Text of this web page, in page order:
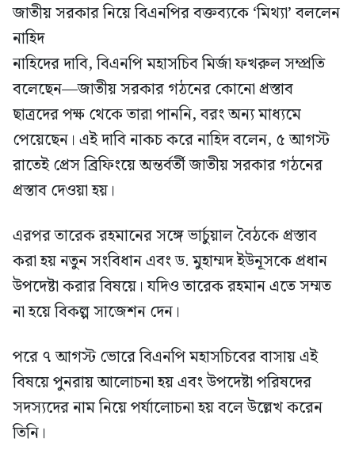
জাতীয় সরকার নিয়ে বিএনপির বক্তব্যকে ‘মিথ্যা’ বললেন
নাহিদ
নাহিদের দাবি, বিএনপি মহাসচিব মির্জা ফখরুল সম্প্রতি
বলেছেন—জাতীয় সরকার গঠনের কোনো প্রস্তাব
ছাত্রদের পক্ষ থেকে তারা পাননি, বরং অন্য মাধ্যমে
পেয়েছেন। এই দাবি নাকচ করে নাহিদ বলেন, ৫ আগস্ট
রাতেই প্রেস ব্রিফিংয়ে অন্তর্বর্তী জাতীয় সরকার গঠনের
প্রস্তাব দেওয়া হয়।
এরপর তারেক রহমানের সঙ্গে ভার্চুয়াল বৈঠকে প্রস্তাব
করা হয় নতুন সংবিধান এবং ড. মুহাম্মদ ইউনূসকে প্রধান
উপদেষ্টা করার বিষয়ে। যদিও তারেক রহমান এতে সম্মত
না হয়ে বিকল্প সাজেশন দেন।
পরে ৭ আগস্ট ভোরে বিএনপি মহাসচিবের বাসায় এই
বিষয়ে পুনরায় আলোচনা হয় এবং উপদেষ্টা পরিষদের
সদস্যদের নাম নিয়ে পর্যালোচনা হয় বলে উল্লেখ করেন
তিনি।